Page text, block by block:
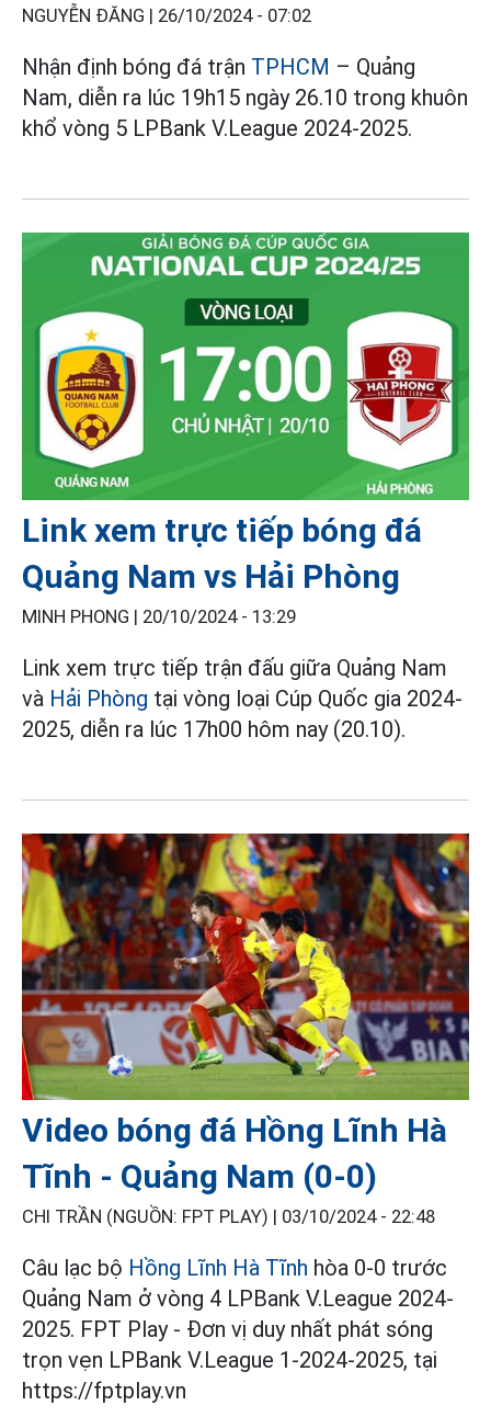
NGUYỄN ĐĂNG | 26/10/2024 - 07:02
Nhận định bóng đá trận TPHCM – Quảng
Nam, diễn ra lúc 19h15 ngày 26.10 trong khuôn
khổ vòng 5 LPBank V.League 2024-2025.
Link xem trực tiếp bóng đá
Quảng Nam vs Hải Phòng
MINH PHONG | 20/10/2024 - 13:29
Link xem trực tiếp trận đấu giữa Quảng Nam
và Hải Phòng tại vòng loại Cúp Quốc gia 2024-
2025, diễn ra lúc 17h00 hôm nay (20.10).
Video bóng đá Hồng Lĩnh Hà
Tĩnh - Quảng Nam (0-0)
CHI TRẦN (NGUỒN: FPT PLAY) | 03/10/2024 - 22:48
Câu lạc bộ Hồng Lĩnh Hà Tĩnh hòa 0-0 trước
Quảng Nam ở vòng 4 LPBank V.League 2024-
2025. FPT Play - Đơn vị duy nhất phát sóng
trọn vẹn LPBank V.League 1-2024-2025, tại
https://fptplay.vn